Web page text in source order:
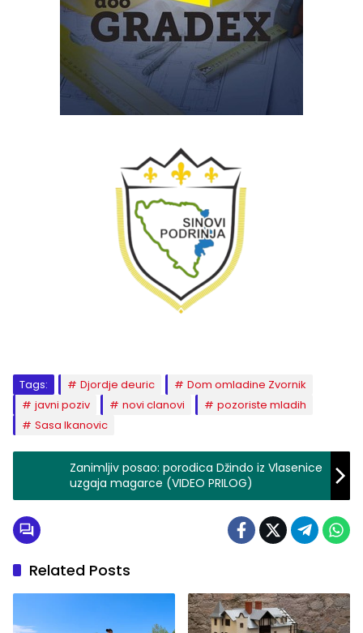
Tags: Djordje deuric
Dom omladine Zvornik
javni poziv
novi clanovi
pozoriste mladih
Sasa Ikanovic
Zanimljiv posao: porodica Džindo iz Vlasenice
uzgaja magarce (VIDEO PRILOG)
Related Posts